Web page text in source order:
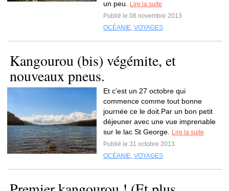
un peu.
Lire la suite
Publié le 08 novembre 2013
OCÉANIE, VOYAGES
Kangourou (bis) végémite, et
nouveaux pneus.
Et c'est un 27 octobre qui
commence comme tout bonne
journée ce le doit.Par un bon petit
déjeuner avec une vue imprenable
sur le lac St George.
Lire la suite
Publié le 31 octobre 2013
OCÉANIE, VOYAGES